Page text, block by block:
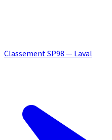
Classement SP98 — Laval